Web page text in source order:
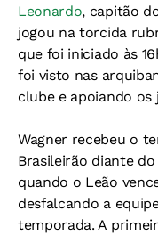
Leonardo, capitão
jogou na torcida
que foi iniciado às
foi visto nas
clube e apoiando os
Wagner recebeu o
Brasileirão diante
quando o Leão
desfalcando a
temporada. A